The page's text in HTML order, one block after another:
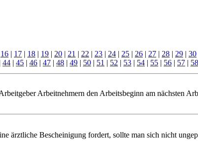
16 | 17 | 18 | 19 | 20 | 21 | 22 | 23 | 24 | 25 | 26 | 27 | 28 | 29 | 30
44 | 45 | 46 | 47 | 48 | 49 | 50 | 51 | 52 | 53 | 54 | 55 | 56 | 57 | 58
Arbeitnehmern den Arbeitsbeginn am nächsten
ärztliche Bescheinigung fordert, sollte man sich nicht